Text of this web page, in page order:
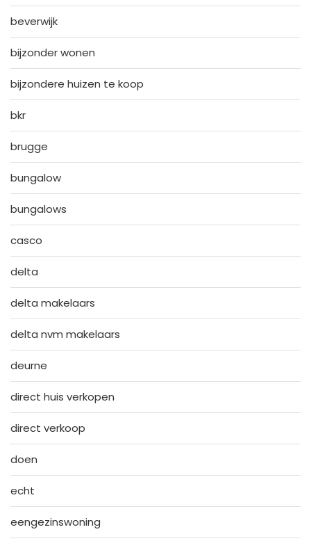
beverwijk
bijzonder wonen
bijzondere huizen te koop
bkr
brugge
bungalow
bungalows
casco
delta
delta makelaars
delta nvm makelaars
deurne
direct huis verkopen
direct verkoop
doen
echt
eengezinswoning